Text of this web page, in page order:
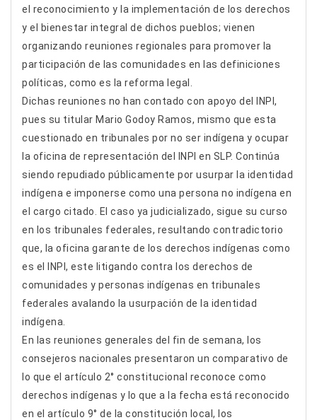
el reconocimiento y la implementación de los derechos
y el bienestar integral de dichos pueblos; vienen
organizando reuniones regionales para promover la
participación de las comunidades en las definiciones
políticas, como es la reforma legal.
Dichas reuniones no han contado con apoyo del INPI,
pues su titular Mario Godoy Ramos, mismo que esta
cuestionado en tribunales por no ser indígena y ocupar
la oficina de representación del INPI en SLP. Continúa
siendo repudiado públicamente por usurpar la identidad
indígena e imponerse como una persona no indígena en
el cargo citado. El caso ya judicializado, sigue su curso
en los tribunales federales, resultando contradictorio
que, la oficina garante de los derechos indígenas como
es el INPI, este litigando contra los derechos de
comunidades y personas indígenas en tribunales
federales avalando la usurpación de la identidad
indígena.
En las reuniones generales del fin de semana, los
consejeros nacionales presentaron un comparativo de
lo que el artículo 2° constitucional reconoce como
derechos indígenas y lo que a la fecha está reconocido
en el artículo 9° de la constitución local, los